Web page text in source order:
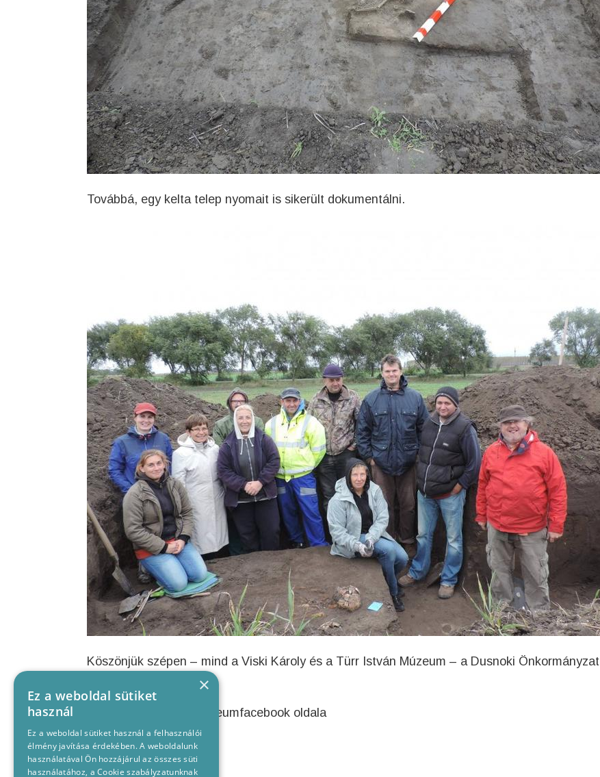
Továbbá, egy kelta telep nyomait is sikerült dokumentálni.
Köszönjük szépen – mind a Viski Károly és a Türr István Múzeum – a Dusnoki Önkormányzat
:Türr István Múzeumfacebook oldala
×
Ez a weboldal sütiket
használ
Ez a weboldal sütiket használ a felhasználói
élmény javítása érdekében. A weboldalunk
használatával Ön hozzájárul az összes süti
használatához, a Cookie szabályzatunknak